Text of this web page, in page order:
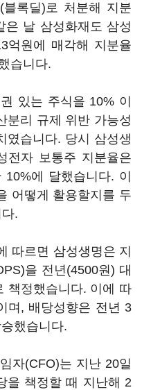
블록딜)로 처분해 지분
은 날 삼성화재도 삼성
억원에 매각해 지분율
습니다.
있는 주식을 10% 이
분리 규제 위반 가능성
였습니다. 당시 삼성생
전자 보통주 지분율은
에 달했습니다. 이
어떻게 활용할지를 두
.
따르면 삼성생명은 지
을 전년(4500원) 대
책정했습니다. 이에 따
며, 배당성향은 전년 3
했습니다.
자(CFO)는 지난 20일
을 책정할 때 지난해 2